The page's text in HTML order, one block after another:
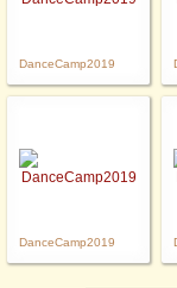
DanceCamp2019
DanceCamp2019